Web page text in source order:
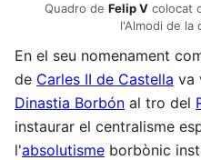
Quadro de Felip Vcolocat
l'Almodi de la
En el seu nomenament
de Carles II de Castella va
Dinastia Borbón al tro del
instaurar el centralisme
l'absolutisme borbònic